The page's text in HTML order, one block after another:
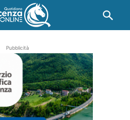
Pubblicità